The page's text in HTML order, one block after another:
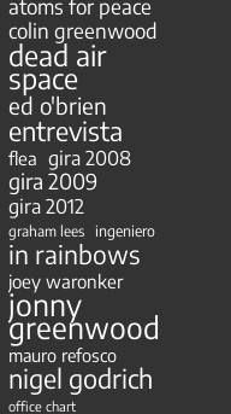
atoms for peace
colin greenwood
dead air
space
ed o'brien
entrevista
flea gira 2008
gira 2009
gira 2012
graham lees ingeniero
in rainbows
joey waronker
jonny
greenwood
mauro refosco
nigel godrich
office chart